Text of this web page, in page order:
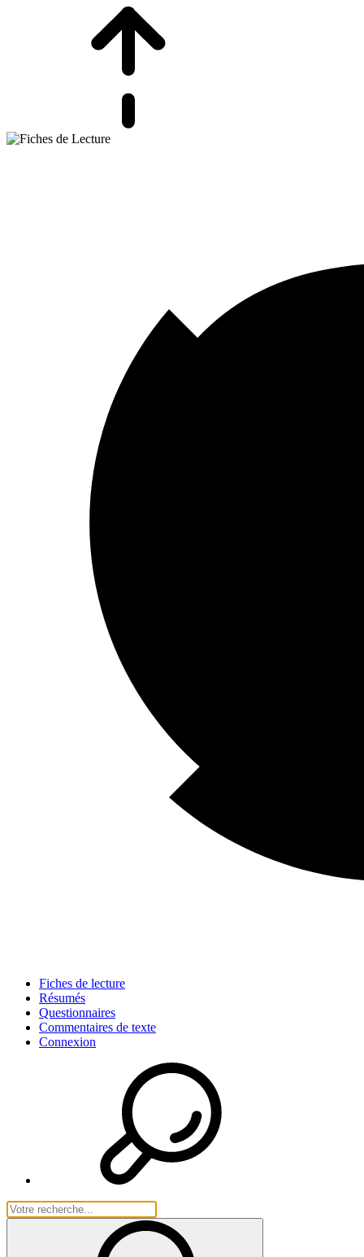
Fiches de lecture
Résumés
Questionnaires
Commentaires de texte
Connexion